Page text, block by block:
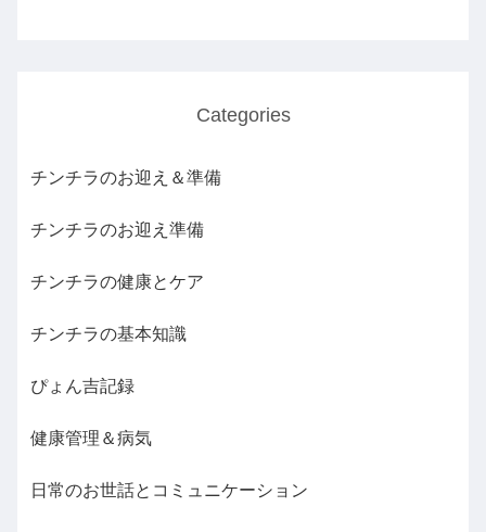
Categories
チンチラのお迎え＆準備
チンチラのお迎え準備
チンチラの健康とケア
チンチラの基本知識
ぴょん吉記録
健康管理＆病気
日常のお世話とコミュニケーション